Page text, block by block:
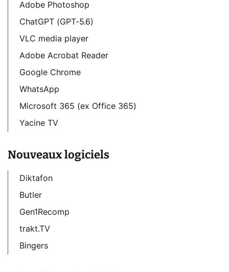
Adobe Photoshop
ChatGPT (GPT-5.6)
VLC media player
Adobe Acrobat Reader
Google Chrome
WhatsApp
Microsoft 365 (ex Office 365)
Yacine TV
Nouveaux logiciels
Diktafon
Butler
Gen1Recomp
trakt.TV
Bingers